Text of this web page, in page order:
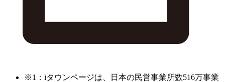
※1：iタウンページは、日本の民営事業所数516万事業